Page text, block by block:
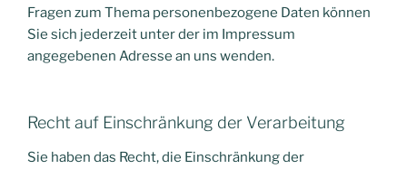
Fragen zum Thema personenbezogene Daten können
Sie sich jederzeit unter der im Impressum
angegebenen Adresse an uns wenden.
Recht auf Einschränkung der Verarbeitung
Sie haben das Recht, die Einschränkung der